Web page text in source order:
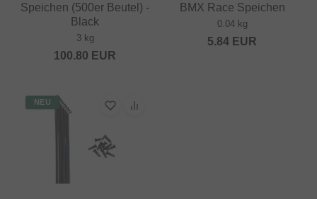
Speichen (500er Beutel) -
Black
3 kg
100.80 EUR
BMX Race Speichen
0.04 kg
5.84 EUR
NEU